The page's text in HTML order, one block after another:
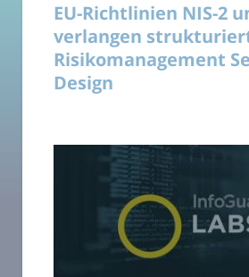
EU-Richtlinien NIS-2
verlangen
Risikomanagement
Design